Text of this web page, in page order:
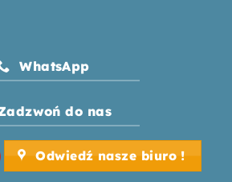
WhatsApp
do nas
Odwiedź nasze biuro !